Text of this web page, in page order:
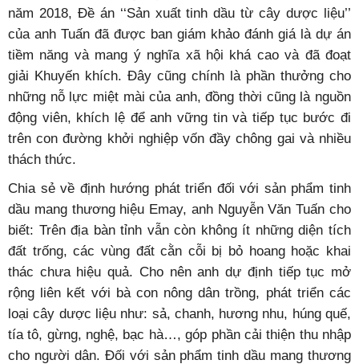
năm 2018, Đề án ‘‘Sản xuất tinh dầu từ cây dược liệu’’
của anh Tuấn đã được ban giám khảo đánh giá là dự án
tiềm năng và mang ý nghĩa xã hội khá cao và đã đoạt
giải Khuyến khích. Đây cũng chính là phần thưởng cho
những nỗ lực miệt mài của anh, đồng thời cũng là nguồn
động viên, khích lệ để anh vững tin và tiếp tục bước đi
trên con đường khởi nghiệp vốn đầy chông gai và nhiều
thách thức.
Chia sẻ về định hướng phát triển đối với sản phẩm tinh
dầu mang thương hiệu Emay, anh Nguyễn Văn Tuấn cho
biết: Trên địa bàn tỉnh vẫn còn không ít những diện tích
đất trống, các vùng đất cằn cỗi bị bỏ hoang hoặc khai
thác chưa hiệu quả. Cho nên anh dự định tiếp tục mở
rộng liên kết với bà con nông dân trồng, phát triển các
loại cây dược liệu như: sả, chanh, hương nhu, húng quế,
tía tô, gừng, nghệ, bạc hà…, góp phần cải thiện thu nhập
cho người dân. Đối với sản phẩm tinh dầu mang thương